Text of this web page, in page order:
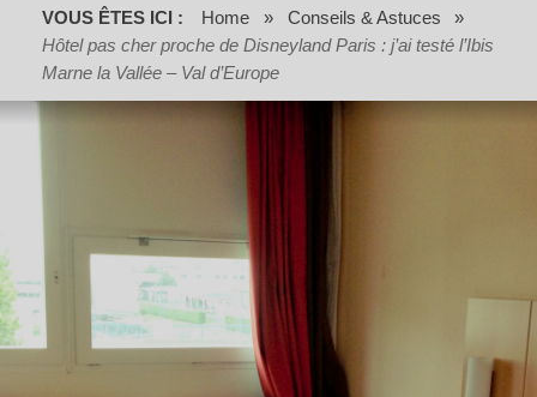
VOUS ÊTES ICI : Home » Conseils & Astuces
»
Hôtel pas cher proche de Disneyland Paris : j’ai testé l’Ibis
Marne la Vallée – Val d’Europe